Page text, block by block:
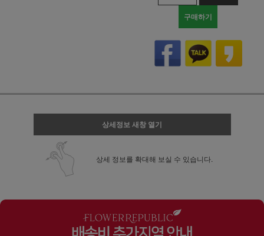
구매하기
상세정보 새창 열기
상세 정보를 확대해 보실 수 있습니다.